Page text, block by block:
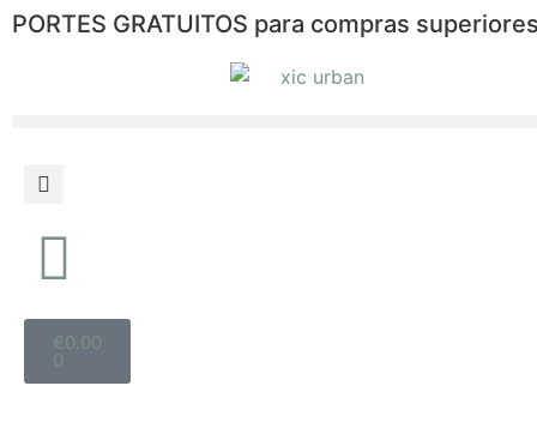
PORTES GRATUITOS para compras
€0.00
0